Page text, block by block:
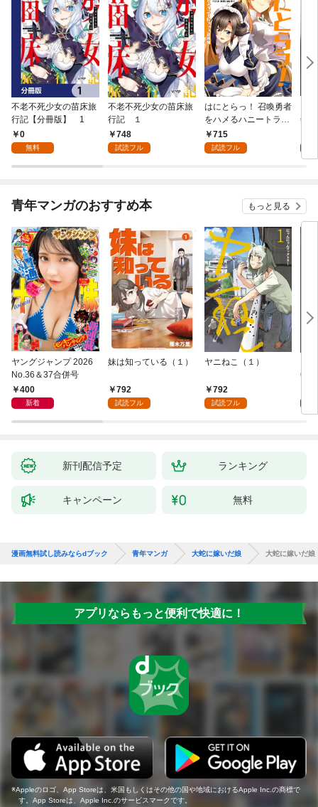
不老不死少女の苗床旅
行記【分冊版】 1
0
無料
不老不死少女の苗床旅
行記 １
748
試読フル
はにとらっ！ 召喚勇者
をハメるハニートラッ
プ包囲網 1
715
試読フル
年9
青年マンガのおすすめ本 もっと見る
ヤングジャンプ 2026
No.36＆37合併号
400
新着
妹は知っている（１）
792
試読フル
ヤニねこ（１）
792
試読フル
6・
新刊配信予定 ランキング
キャンペーン 無料
漫画無料試し読みならdブック 青年マンガ 大蛇に嫁いだ娘 大蛇に嫁いだ
アプリならもっと便利で快適に！
Appleのロゴ、App Storeは、米国もしくはその他の国や地域におけるApple Inc.の商標で
す。App Storeは、Apple Inc.のサービスマークです。